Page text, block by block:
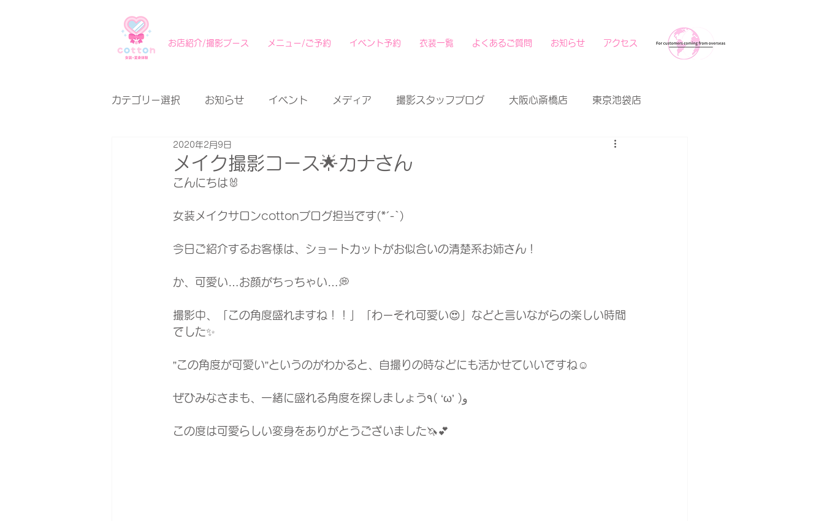
お店紹介/撮影ブース メニュー/ご予約 イベント予約 衣装一覧 よくあるご質問 お知らせ アクセス
カテゴリー選択 お知らせ イベント メディア 撮影スタッフブログ 大阪心斎橋店 東京池袋店
メイク撮影コース🌟カナさん
2020年2月9日
こんにちは🐰
女装メイクサロンcottonブログ担当です(*´-`)
今日ご紹介するお客様は、ショートカットがお似合いの清楚系お姉さん！
か、可愛い…お顔がちっちゃい…💭
撮影中、「この角度盛れますね！！」「わーそれ可愛い😍」などと言いながらの楽しい時間
でした✨
”この角度が可愛い”というのがわかると、自撮りの時などにも活かせていいですね☺️
ぜひみなさまも、一緒に盛れる角度を探しましょう٩( ‘ω’ )و
この度は可愛らしい変身をありがとうございました🦄💕